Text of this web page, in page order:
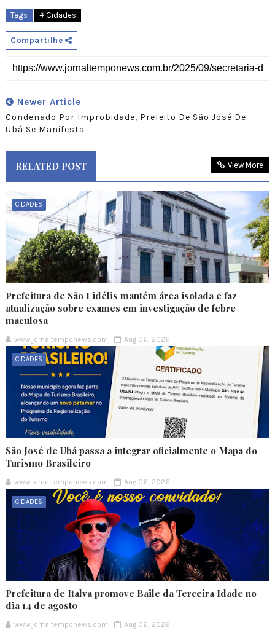
Tags # Cidades
Compartilhe
Newer Article
Condenado Por Improbidade, Prefeito De São José De
Ubá Se Manifesta
RELATED POST View More
CIDADES
Prefeitura de São Fidélis mantém área isolada e faz
atualização sobre exames em investigação de febre
maculosa
www.jornaltemponews.com Aug 06, 2026
CIDADES
São José de Ubá passa a integrar oficialmente o Mapa do
Turismo Brasileiro
www.jornaltemponews.com Aug 06, 2026
CIDADES
Prefeitura de Italva promove Baile da Terceira Idade no
dia 14 de agosto
www.jornaltemponews.com Aug 06, 2026